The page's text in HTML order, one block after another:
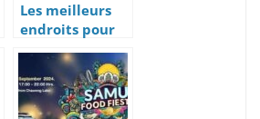
Les meilleurs
endroits pour
fêter Songkran
2024 à Koh
Samui,
Thaïlande